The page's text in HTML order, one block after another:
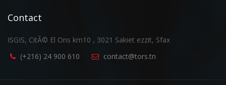
Contact
ISGIS, CitÃ© El Ons km10 , 3021 Sakiet ezzit, Sfax
(+216) 24 900 610
contact@tors.tn